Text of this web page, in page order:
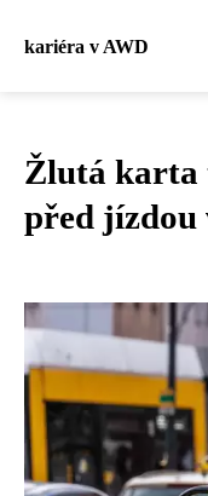
kariéra v AWD
Žlutá karta
před jízdou